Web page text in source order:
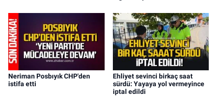
Neriman Posbıyık CHP'den
istifa etti
Ehliyet sevinci birkaç saat
sürdü: Yayaya yol vermeyince
iptal edildi